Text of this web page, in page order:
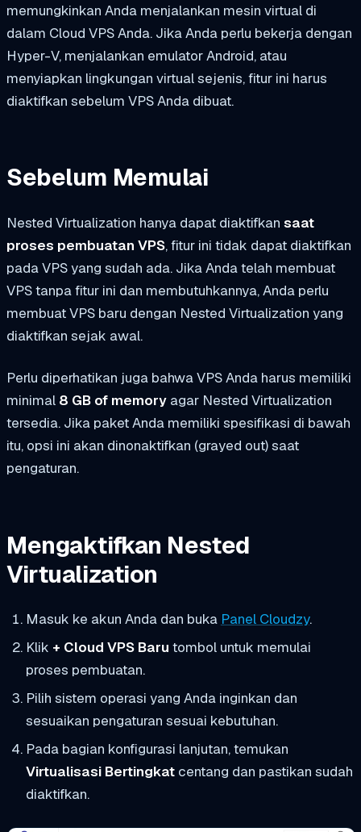
memungkinkan Anda menjalankan mesin virtual di
dalam Cloud VPS Anda. Jika Anda perlu bekerja dengan
Hyper-V, menjalankan emulator Android, atau
menyiapkan lingkungan virtual sejenis, fitur ini harus
diaktifkan sebelum VPS Anda dibuat.
Sebelum Memulai
Nested Virtualization hanya dapat diaktifkan saat
proses pembuatan VPS, fitur ini tidak dapat diaktifkan
pada VPS yang sudah ada. Jika Anda telah membuat
VPS tanpa fitur ini dan membutuhkannya, Anda perlu
membuat VPS baru dengan Nested Virtualization yang
diaktifkan sejak awal.
Perlu diperhatikan juga bahwa VPS Anda harus memiliki
minimal 8 GB of memory agar Nested Virtualization
tersedia. Jika paket Anda memiliki spesifikasi di bawah
itu, opsi ini akan dinonaktifkan (grayed out) saat
pengaturan.
Mengaktifkan Nested
Virtualization
Masuk ke akun Anda dan buka Panel Cloudzy.
Klik + Cloud VPS Baru tombol untuk memulai
proses pembuatan.
Pilih sistem operasi yang Anda inginkan dan
sesuaikan pengaturan sesuai kebutuhan.
Pada bagian konfigurasi lanjutan, temukan
Virtualisasi Bertingkatcentang dan pastikan sudah
diaktifkan.